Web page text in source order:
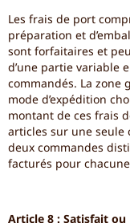
Les frais de port
préparation et
sont forfaitaires et
d’une partie variable
commandés. La
mode d’expédition
montant de ces frais
articles sur une seule
deux commandes
facturés pour chacune
Article 8 : Satisfait